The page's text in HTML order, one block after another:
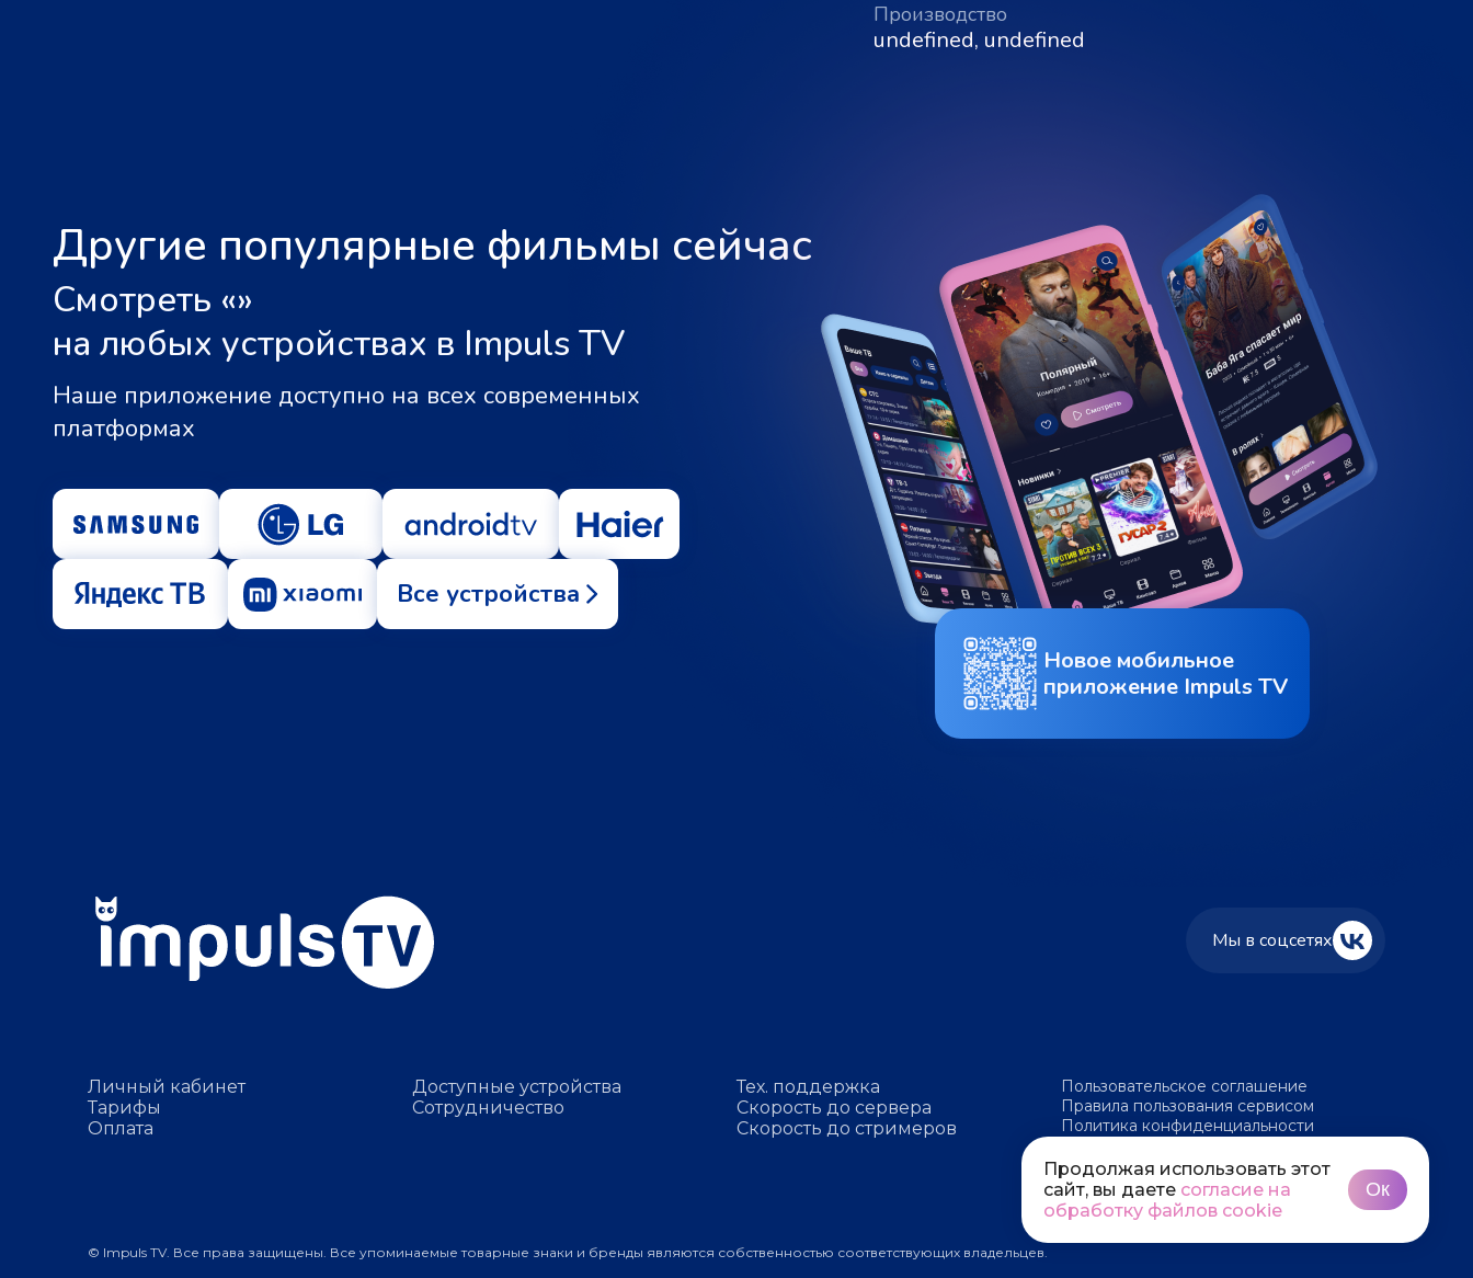
Производство
undefined, undefined
Другие популярные фильмы сейчас
Смотреть «»
на любых устройствах в Impuls TV
Наше приложение доступно на всех современных
платформах
Все устройства
Новое мобильное
приложение Impuls TV
Мы в соцсетях
Личный кабинет
Тарифы
Оплата
Доступные устройства
Сотрудничество
Тех. поддержка
Скорость до сервера
Скорость до стримеров
Пользовательское соглашение
Правила пользования сервисом
Политика конфиденциальности
© Impuls TV. Все права защищены. Все упоминаемые товарные знаки и бренды являются собственностью соответствующих владельцев.
Продолжая использовать этот
сайт, вы даете согласие на
обработку файлов cookie
Ок